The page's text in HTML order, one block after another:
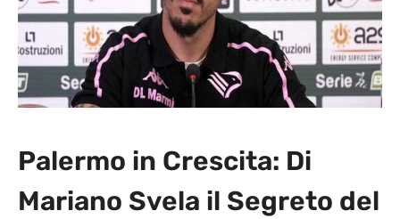
Palermo in Crescita: Di
Mariano Svela il Segreto del